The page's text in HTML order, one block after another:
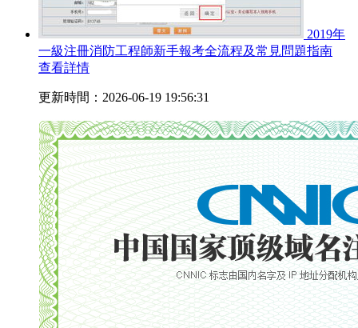
2019年
一級注冊消防工程師新手報考全流程及常見問題指南
查看詳情
更新時間：2026-06-19 19:56:31